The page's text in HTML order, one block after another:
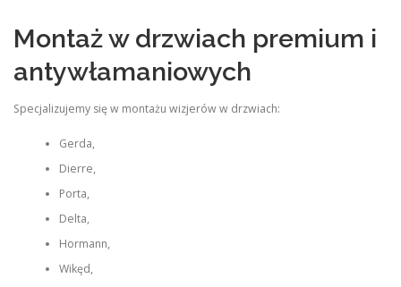
Montaż w drzwiach premium i
antywłamaniowych
Specjalizujemy się w montażu wizjerów w drzwiach:
Gerda,
Dierre,
Porta,
Delta,
Hormann,
Wikęd,